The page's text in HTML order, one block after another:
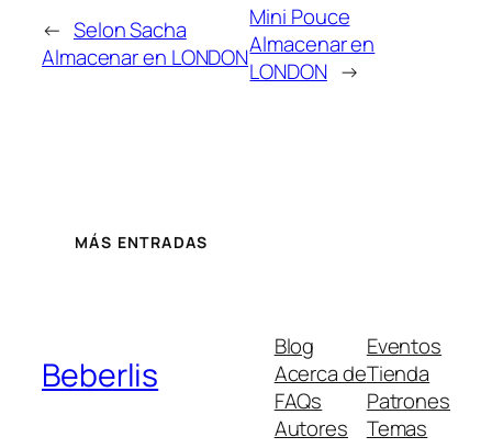
← Selon Sacha
Almacenar en LONDON
Mini Pouce
Almacenar en
LONDON →
MÁS ENTRADAS
Beberlis
Blog
Acerca de
FAQs
Autores
Eventos
Tienda
Patrones
Temas